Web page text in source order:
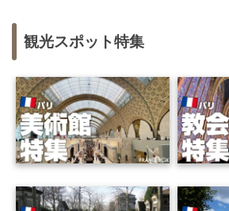
観光スポット特集